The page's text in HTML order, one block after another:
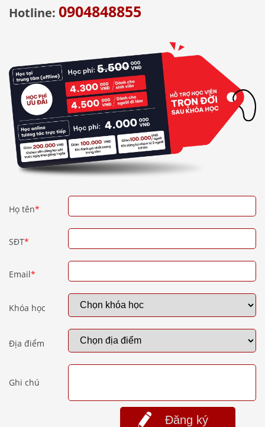
Hotline: 0904848855
Họ tên*
SĐT*
Email*
Khóa học
Địa điểm
Ghi chú
Đăng ký